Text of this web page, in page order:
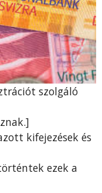
szolgáló
kifejezések és
ezek a